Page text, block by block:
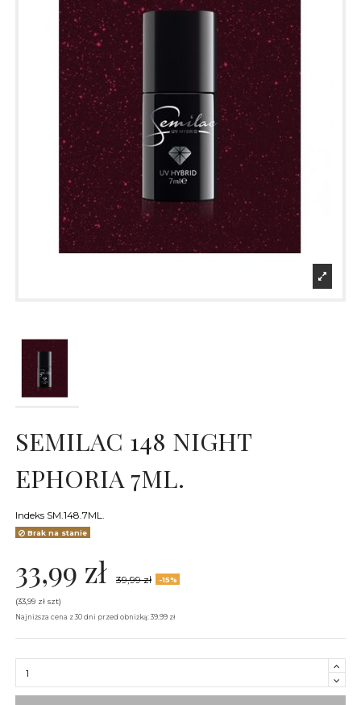
SEMILAC 148 NIGHT
EPHORIA 7ML.
Indeks SM.148.7ML.
Brak na stanie
33,99 zł 39,99 zł -15%
(33,99 zł szt)
Najniższa cena z 30 dni przed obniżką: 39.99 zł